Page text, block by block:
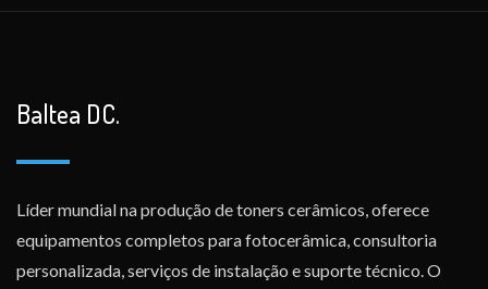
Baltea DC.
Líder mundial na produção de toners cerâmicos, oferece
equipamentos completos para fotocerâmica, consultoria
personalizada, serviços de instalação e suporte técnico. O